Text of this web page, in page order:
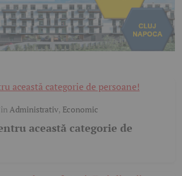
Administrativ, Economic
această categorie de